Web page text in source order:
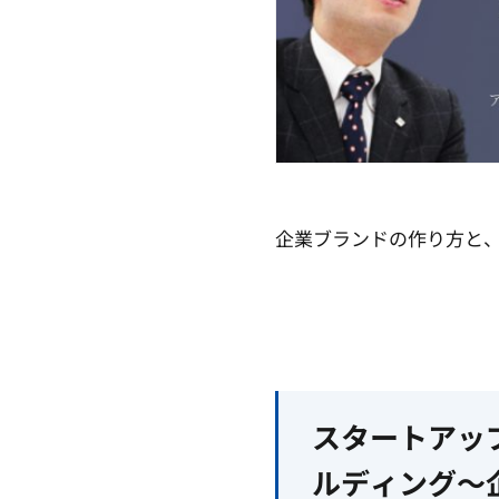
企業ブランドの作り方と
スタートアッ
ルディング～